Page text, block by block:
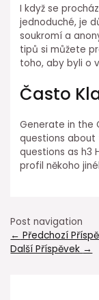
I když se
jednoduché, je
soukromí a
tipů si můžete
toho, aby byli o
Často
Generate in the
questions about
questions as h3
profil někoho
Post navigation
← Předchozí
Další Příspěvek →